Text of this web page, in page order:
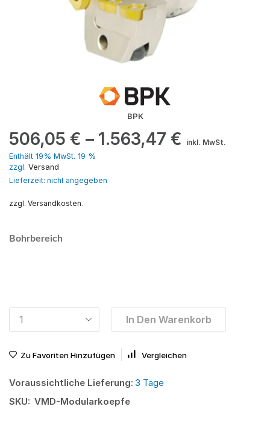
BPK
506,05 € – 1.563,47 €
inkl. MwSt.
Enthält 19% MwSt. 19 %
zzgl. Versand
Lieferzeit: nicht angegeben
zzgl. Versandkosten.
Bohrbereich
In Den Warenkorb
Zu Favoriten Hinzufügen Vergleichen
Voraussichtliche Lieferung: 3 Tage
SKU: VMD-Modularkoepfe